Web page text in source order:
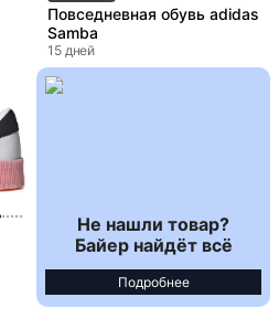
Повседневная обувь adidas
Samba
15 дней
Не нашли товар?
Байер найдёт всё
Подробнее